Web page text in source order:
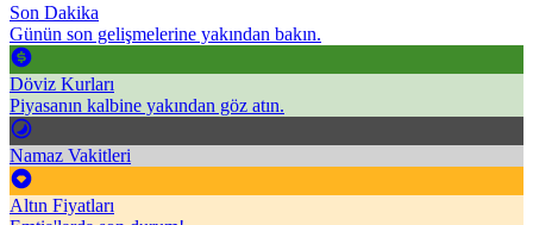
Son Dakika
Günün son gelişmelerine yakından bakın.
Döviz Kurları
Piyasanın kalbine yakından göz atın.
Namaz Vakitleri
Altın Fiyatları